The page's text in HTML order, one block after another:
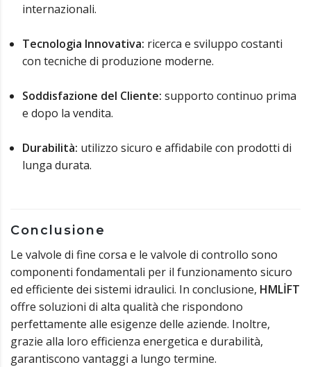
internazionali.
Tecnologia Innovativa: ricerca e sviluppo costanti
con tecniche di produzione moderne.
Soddisfazione del Cliente: supporto continuo prima
e dopo la vendita.
Durabilità: utilizzo sicuro e affidabile con prodotti di
lunga durata.
Conclusione
Le valvole di fine corsa e le valvole di controllo sono
componenti fondamentali per il funzionamento sicuro
ed efficiente dei sistemi idraulici. In conclusione, HMLİFT
offre soluzioni di alta qualità che rispondono
perfettamente alle esigenze delle aziende. Inoltre,
grazie alla loro efficienza energetica e durabilità,
garantiscono vantaggi a lungo termine.